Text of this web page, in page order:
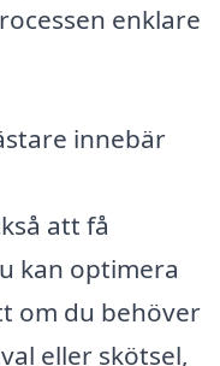
enklare
innebär
att få
kan optimera
om du behöver
eller skötsel,